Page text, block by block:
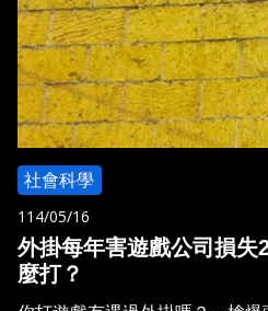
社會科學
114/05/16
外掛每年害遊戲公司損失
麼打？